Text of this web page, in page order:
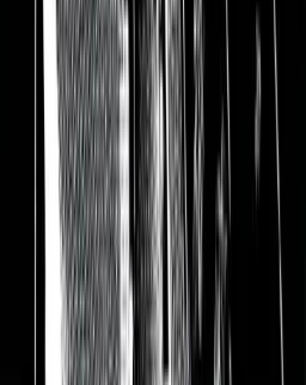
überleben?
warum ich die
New York, USA
US29786A1060
A14P98
ETSY
Zyklischer Konsum